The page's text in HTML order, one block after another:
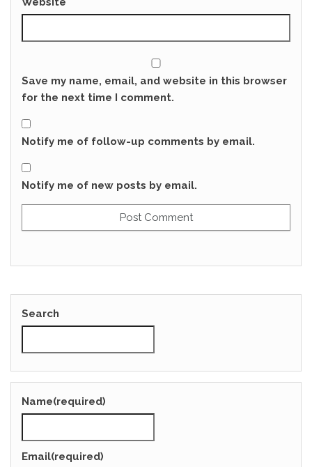
Save my name, email, and website in this browser
for the next time I comment.
Notify me of follow-up comments by email.
Notify me of new posts by email.
Search
Name(required)
Email(required)